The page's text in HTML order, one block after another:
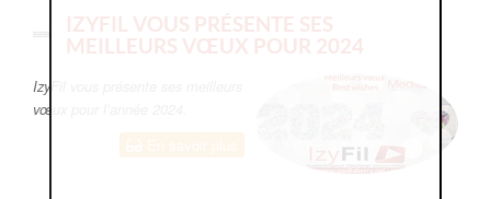
IZYFIL VOUS PRÉSENTE SES
MEILLEURS VŒUX POUR 2024
IzyFil vous présente ses meilleurs
vœux pour l’année 2024.